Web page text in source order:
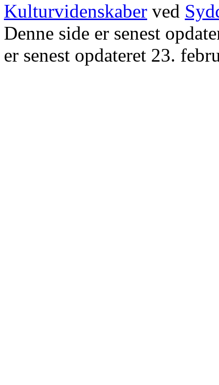
Kulturvidenskaber ved
Denne side er senest
er senest opdateret 23.